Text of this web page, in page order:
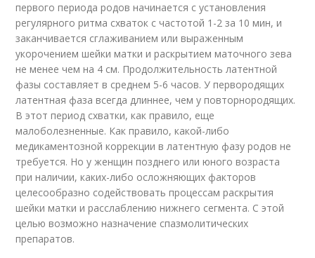
первого периода родов начинается с установления
регулярного ритма схваток с частотой 1-2 за 10 мин, и
заканчивается сглаживанием или выраженным
укорочением шейки матки и раскрытием маточного зева
не менее чем на 4 см. Продолжительность латентной
фазы составляет в среднем 5-6 часов. У первородящих
латентная фаза всегда длиннее, чем у повторнородящих.
В этот период схватки, как правило, еще
малоболезненные. Как правило, какой-либо
медикаментозной коррекции в латентную фазу родов не
требуется. Но у женщин позднего или юного возраста
при наличии, каких-либо осложняющих факторов
целесообразно содействовать процессам раскрытия
шейки матки и расслаблению нижнего сегмента. С этой
целью возможно назначение спазмолитических
препаратов.